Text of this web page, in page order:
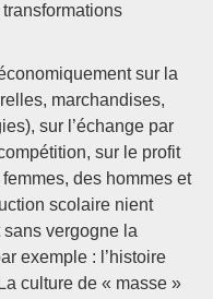
sur la
marchandises,
sur l’échange par
sur le profit
des hommes et
scolaire nient
vergogne la
exemple : l’histoire
culture de « masse »